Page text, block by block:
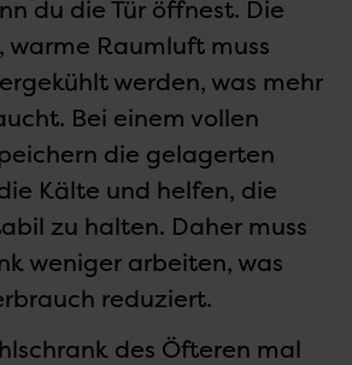
du die Tür öffnest. Die
warme Raumluft muss
werden, was mehr
Bei einem vollen
die gelagerten
Kälte und helfen, die
zu halten. Daher muss
weniger arbeiten, was
reduziert.
des Öfteren mal